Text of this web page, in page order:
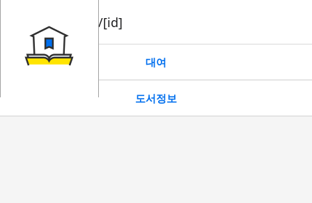
book/rent/[id]
대여
도서정보